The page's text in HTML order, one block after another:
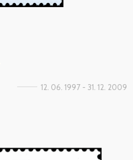
12. 06. 1997 - 31. 12. 2009